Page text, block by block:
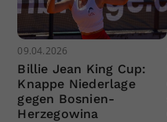
09.04.2026
Billie Jean King Cup:
Knappe Niederlage
gegen Bosnien-
Herzegowina